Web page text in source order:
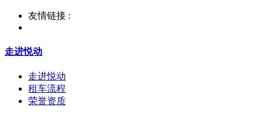
友情链接 :
走进悦动
走进悦动
租车流程
荣誉资质